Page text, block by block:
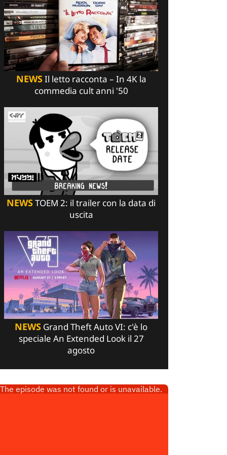
NEWSIl letto racconta – In 4K la
commedia cult anni '50
NEWSTOEM 2: il trailer con la data di
uscita
NEWS Grand Theft Auto VI: c'è lo
speciale An Extended Look il 27
agosto